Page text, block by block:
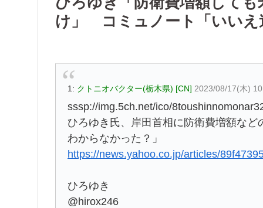
け」 コミュノート「いいえ
1: クトニオバクター(栃木県) [CN] 2023/08/17(木)
sssp://img.5ch.net/ico/
ひろゆき氏、岸田首相に防衛費増額な
わからなかった？」
https://news.yahoo.co.jp/articles/
ひろゆき
@hirox246